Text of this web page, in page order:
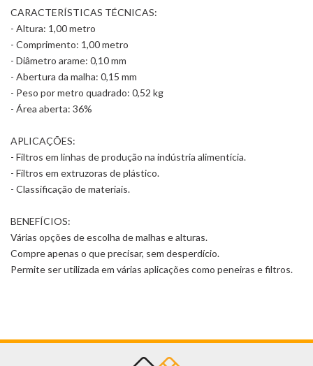
CARACTERÍSTICAS TÉCNICAS:
- Altura: 1,00 metro
- Comprimento: 1,00 metro
- Diâmetro arame: 0,10 mm
- Abertura da malha: 0,15 mm
- Peso por metro quadrado: 0,52 kg
- Área aberta: 36%
APLICAÇÕES:
- Filtros em linhas de produção na indústria alimentícia.
- Filtros em extruzoras de plástico.
- Classificação de materiais.
BENEFÍCIOS:
Várias opções de escolha de malhas e alturas.
Compre apenas o que precisar, sem desperdício.
Permite ser utilizada em várias aplicações como peneiras e filtros.